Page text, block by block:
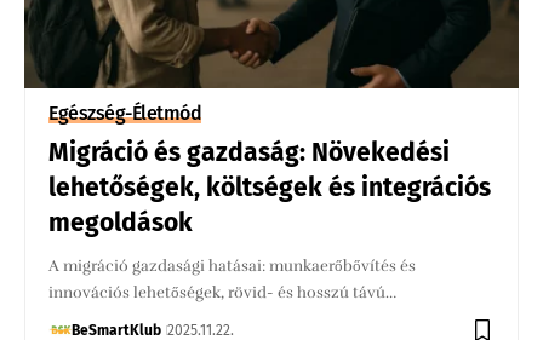
Egészség-Életmód
Migráció és gazdaság: Növekedési
lehetőségek, költségek és integrációs
megoldások
A migráció gazdasági hatásai: munkaerőbővítés és
innovációs lehetőségek, rövid- és hosszú távú…
BeSmartKlub 2025.11.22.